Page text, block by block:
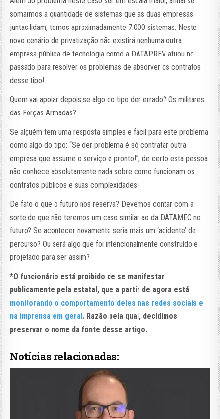
somarmos a quantidade de sistemas que as duas empresas
juntas lidam, temos aproximadamente 7.000 sistemas. Neste
novo cenário de privatização não existirá nenhuma outra
empresa pública de tecnologia como a DATAPREV atuou no
passado para resolver os problemas de absorver os contratos
desse tipo!
Quem vai apoiar depois se algo do tipo der errado? Os militares
das Forças Armadas?
Se alguém tem uma resposta simples e fácil para este problema
como algo do tipo: “Se der problema é só contratar outra
empresa que assume o serviço e pronto!”, de certo esta pessoa
não conhece absolutamente nada sobre como funcionam os
contratos públicos e suas complexidades!
De fato o que o futuro nos reserva? Devemos contar com a
sorte de que não teremos um caso similar ao da DATAMEC no
futuro? Se acontecer novamente seria mais um ‘acidente’ de
percurso? Ou será algo que foi intencionalmente construído e
projetado para ser assim?
*O funcionário está proibido de se manifestar
publicamente pela estatal, que a partir de agora está
monitorando o comportamento deles nas redes sociais e
na imprensa em geral. Razão pela qual, decidimos
preservar o nome da fonte desse artigo.
Notícias relacionadas: